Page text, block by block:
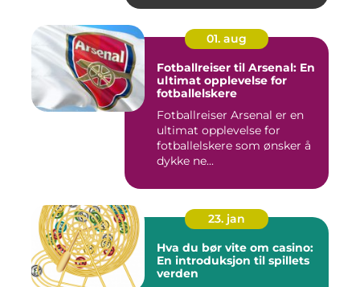
01. aug
Fotballreiser til Arsenal: En
ultimat opplevelse for
fotballelskere
Fotballreiser Arsenal er en
ultimat opplevelse for
fotballelskere som ønsker å
dykke ne...
23. jan
Hva du bør vite om casino:
En introduksjon til spillets
verden